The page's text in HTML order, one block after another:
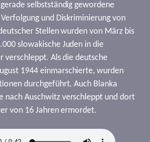
selbstständig gewordene
und Diskriminierung von
Stellen wurden von März bis
slowakische Juden in die
verschleppt. Als die deutsche
1944 einmarschierte, wurden
durchgeführt. Auch Blanka
nach Auschwitz verschleppt und dort
von 16 Jahren ermordet.